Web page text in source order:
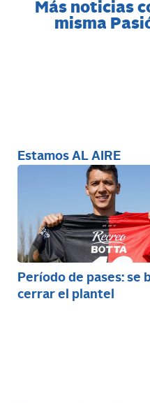
Más noticias
misma
Estamos AL AIRE
Período de pases: se
cerrar el plantel